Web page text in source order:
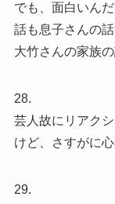
でも、面白いん
話も息子さんの
大竹さんの家族の
28.
芸人故にリアク
けど、さすがに
29.